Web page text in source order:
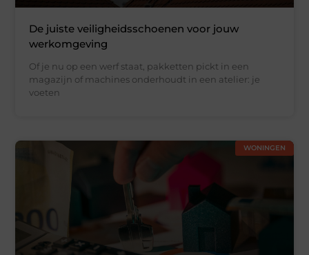
De juiste veiligheidsschoenen voor jouw
werkomgeving
Of je nu op een werf staat, pakketten pickt in een
magazijn of machines onderhoudt in een atelier: je
voeten
WONINGEN